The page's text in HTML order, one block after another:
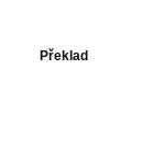
Překlad